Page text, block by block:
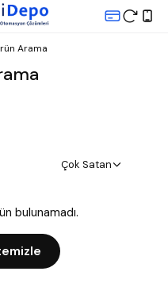
Arama
Çok Satan
bulunamadı.